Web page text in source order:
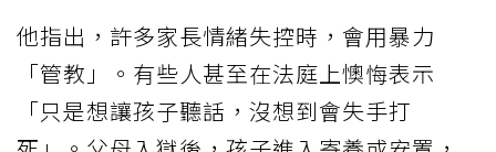
他指出，許多家長情緒失控時，會用暴力
「管教」。有些人甚至在法庭上懊悔表示
「只是想讓孩子聽話，沒想到會失手打